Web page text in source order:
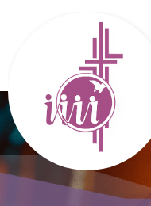
Main